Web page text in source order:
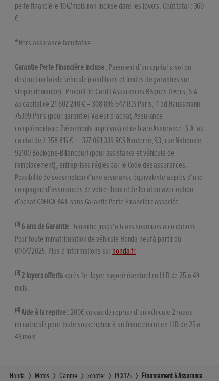
perte financière 10 €/mois non incluse dans les loyers. Coût total : 360
€.
*Hors assurance facultative.
Garantie Perte Financière incluse: Paiement d’un capital si vol ou
destruction totale véhicule (conditions et limites de garanties sur
simple demande) ; Produit de Cardif Assurances Risques Divers, S.A.
au capital de 21 602 240 € – 308 896 547 RCS Paris, 1 bd Haussmann
75009 Paris (pour garanties Valeur d’achat, Assurance
complémentaire Evènements imprévus) et de Icare Assurance, S.A. au
capital de 2 358 816 € – 327 061 339 RCS Nanterre, 93, rue Nationale
92100 Boulogne-Billancourt (pour assistance et véhicule de
remplacement), entreprises régies par le Code des assurances.
Possibilité de souscription d’une assurance équivalente auprès d’une
compagnie d’assurances de votre choix et de location avec option
d’achat COFICA BAIL sans Garantie Perte Financière associée.
(3) 6 ans de Garantie: Garantie jusqu'à 6 ans soumises à conditions.
Pour toute immatriculation de véhicule Honda neuf à partir du
01/04/2025. Plus d’informations sur honda.fr
(3) 2 loyers offertsaprès 1er loyer majoré éventuel en LLD de 25 à 49
mois.
(4)Aide à la reprise :200€ en cas de reprise d'un véhicule 2 roues
immatriculé pour toute souscription à un financement en LLD de 25 à
49 mois.
Honda Motos Gamme Scooter PCX125 Financement & Assurance